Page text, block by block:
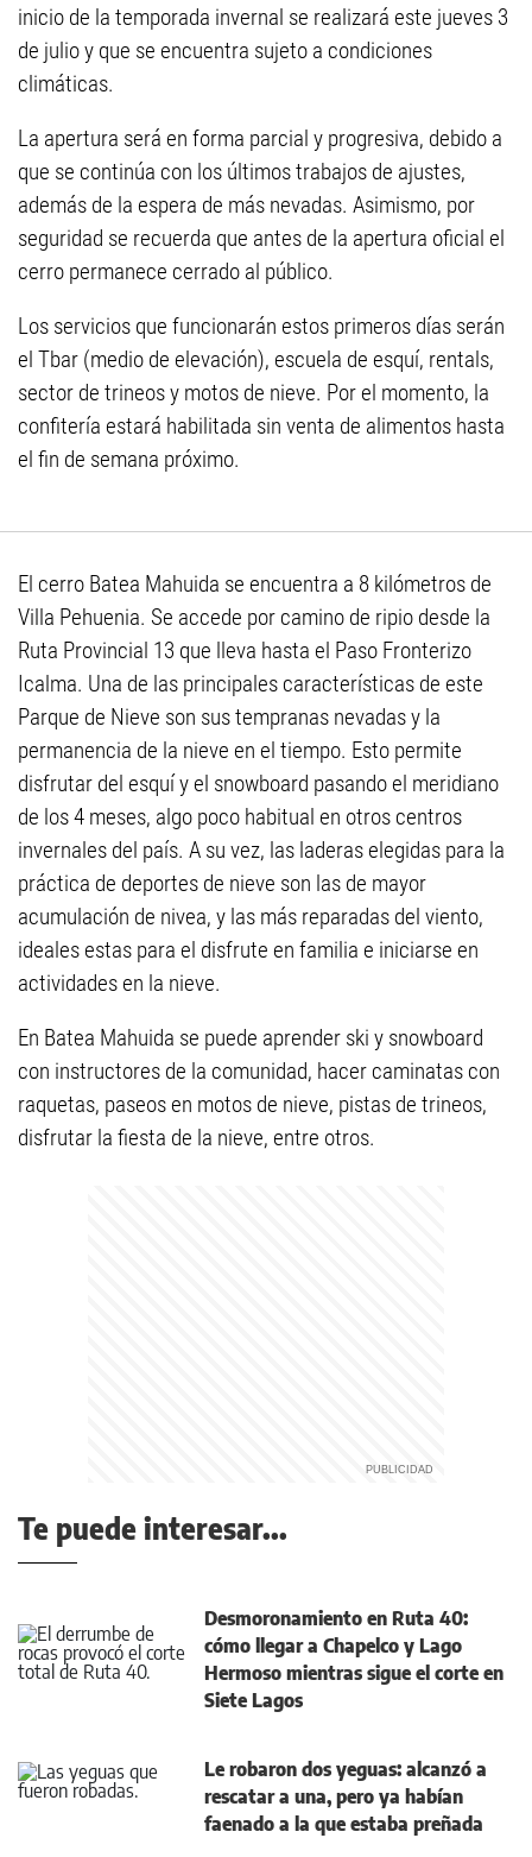
inicio de la temporada invernal se realizará este jueves 3
de julio y que se encuentra sujeto a condiciones
climáticas.
La apertura será en forma parcial y progresiva, debido a
que se continúa con los últimos trabajos de ajustes,
además de la espera de más nevadas. Asimismo, por
seguridad se recuerda que antes de la apertura oficial el
cerro permanece cerrado al público.
Los servicios que funcionarán estos primeros días serán
el Tbar (medio de elevación), escuela de esquí, rentals,
sector de trineos y motos de nieve. Por el momento, la
confitería estará habilitada sin venta de alimentos hasta
el fin de semana próximo.
El cerro Batea Mahuida se encuentra a 8 kilómetros de
Villa Pehuenia. Se accede por camino de ripio desde la
Ruta Provincial 13 que lleva hasta el Paso Fronterizo
Icalma. Una de las principales características de este
Parque de Nieve son sus tempranas nevadas y la
permanencia de la nieve en el tiempo. Esto permite
disfrutar del esquí y el snowboard pasando el meridiano
de los 4 meses, algo poco habitual en otros centros
invernales del país. A su vez, las laderas elegidas para la
práctica de deportes de nieve son las de mayor
acumulación de nivea, y las más reparadas del viento,
ideales estas para el disfrute en familia e iniciarse en
actividades en la nieve.
En Batea Mahuida se puede aprender ski y snowboard
con instructores de la comunidad, hacer caminatas con
raquetas, paseos en motos de nieve, pistas de trineos,
disfrutar la fiesta de la nieve, entre otros.
Te puede interesar...
Desmoronamiento en Ruta 40:
cómo llegar a Chapelco y Lago
Hermoso mientras sigue el corte en
Siete Lagos
Le robaron dos yeguas: alcanzó a
rescatar a una, pero ya habían
faenado a la que estaba preñada